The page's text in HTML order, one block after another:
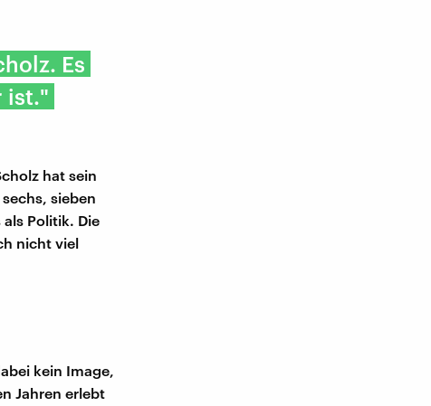
Es
ist."
hat sein
sieben
Politik. Die
nicht viel
kein Image,
Jahren erlebt